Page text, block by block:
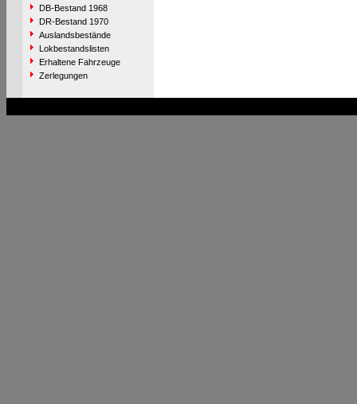
DB-Bestand 1968
DR-Bestand 1970
Auslandsbestände
Lokbestandslisten
Erhaltene Fahrzeuge
Zerlegungen